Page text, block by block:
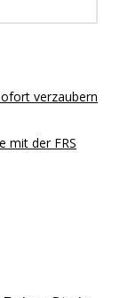
verzaubern
mit der FRS